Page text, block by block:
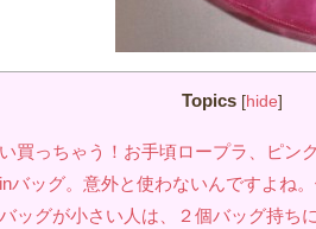
Topics [hide]
買っちゃう！お手頃ロープラ、ピン
バッグ。意外と使わないんですよね
ッグが小さい人は、２個バッグ持ち